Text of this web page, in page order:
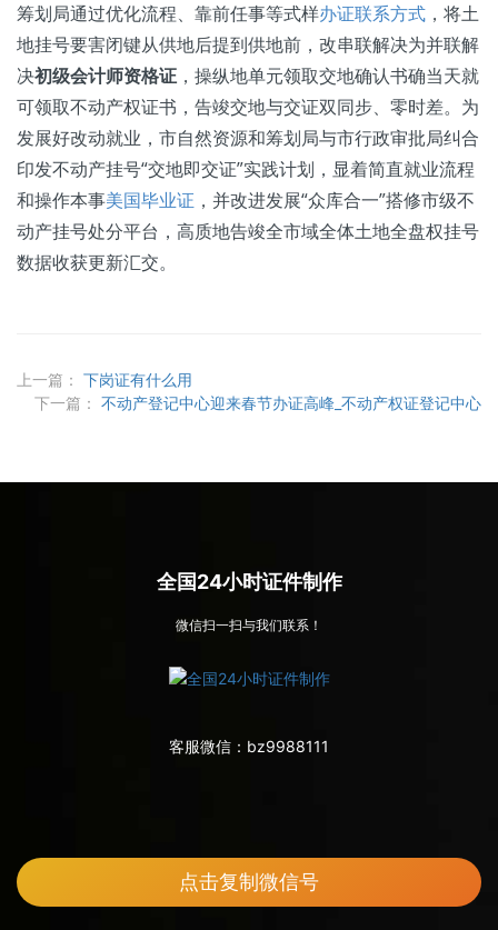
筹划局通过优化流程、靠前任事等式样办证联系方式 ，将土
地挂号要害闭键从供地后提到供地前，改串联解决为并联解
决初级会计师资格证 ，操纵地单元领取交地确认书确当天就
可领取不动产权证书，告竣交地与交证双同步、零时差。为
发展好改动就业，市自然资源和筹划局与市行政审批局纠合
印发不动产挂号“交地即交证”实践计划，显着简直就业流程
和操作本事美国毕业证 ，并改进发展“众库合一”搭修市级不
动产挂号处分平台，高质地告竣全市域全体土地全盘权挂号
数据收获更新汇交。
上一篇： 下岗证有什么用
下一篇： 不动产登记中心迎来春节办证高峰_不动产权证登记中心
全国24小时证件制作
微信扫一扫与我们联系！
客服微信： bz9988111
点击复制微信号